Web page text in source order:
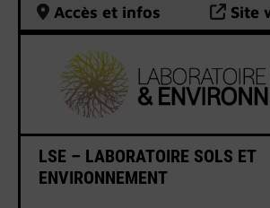
alimentaire ou encore la
la finance et le secteur de la
assurance.
L’IUT Thionville-Yutz, c’est
des étudiants désireux de
niveau de formation, une étape
Accès et infos Site
LSE – LABORATOIRE SOLS ET
ENVIRONNEMENT